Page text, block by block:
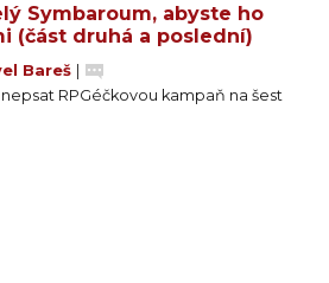
Symbaroum, abyste ho
(část druhá a poslední)
Bareš |
RPGéčkovou kampaň na šest